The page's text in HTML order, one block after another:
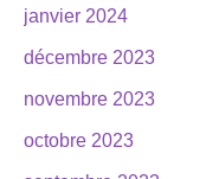
janvier 2024
décembre 2023
novembre 2023
octobre 2023